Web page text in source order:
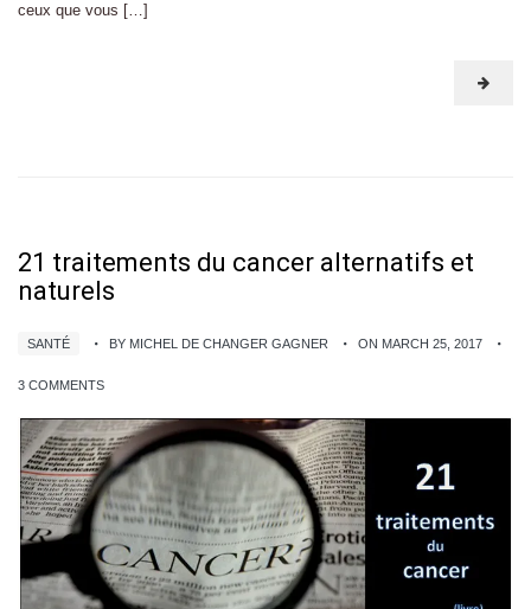
ceux que vous […]
21 traitements du cancer alternatifs et
naturels
SANTÉ BY MICHEL DE CHANGER GAGNER ON MARCH 25, 2017
3 COMMENTS